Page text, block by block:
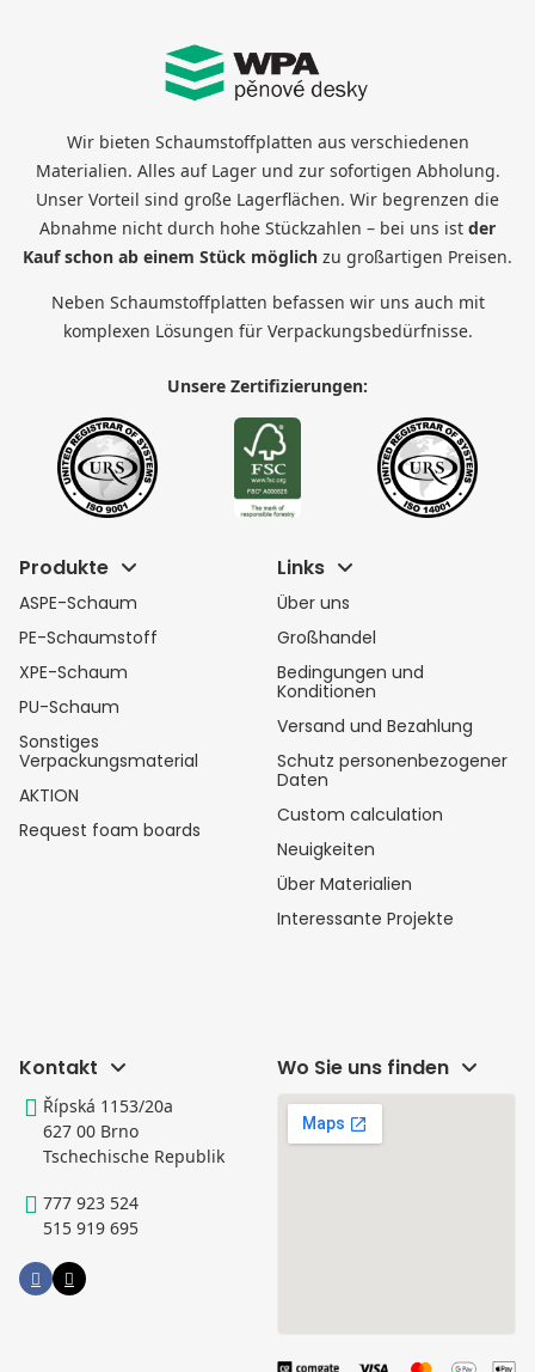
Produkte
ASPE-Schaum
PE-Schaumstoff
XPE-Schaum
PU-Schaum
Sonstiges
Verpackungsmaterial
AKTION
Request foam boards
Links
Über uns
Großhandel
Bedingungen und
Konditionen
Versand und Bezahlung
Schutz personenbezogener
Daten
Custom calculation
Neuigkeiten
Über Materialien
Interessante Projekte
Wir bieten Schaumstoffplatten aus verschiedenen
Materialien. Alles auf Lager und zur sofortigen Abholung.
Unser Vorteil sind große Lagerflächen. Wir begrenzen die
Abnahme nicht durch hohe Stückzahlen – bei uns ist der
Kauf schon ab einem Stück möglich zu großartigen Preisen.
Neben Schaumstoffplatten befassen wir uns auch mit
komplexen Lösungen für Verpackungsbedürfnisse.
Unsere Zertifizierungen:
Kontakt
Řípská 1153/20a
627 00 Brno
Tschechische Republik
777 923 524
515 919 695
Wo Sie uns finden